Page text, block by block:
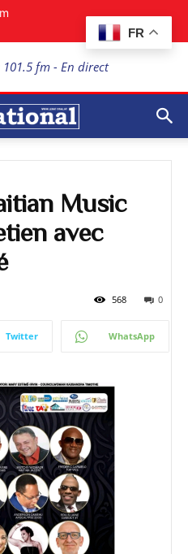
FR
fm - En direct
Music
avec
0
568
Twitter WhatsApp